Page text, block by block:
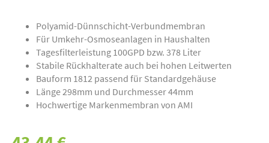
Polyamid-Dünnschicht-Verbundmembran
Für Umkehr-Osmoseanlagen in Haushalten
Tagesfilterleistung 100GPD bzw. 378 Liter
Stabile Rückhalterate auch bei hohen Leitwerten
Bauform 1812 passend für Standardgehäuse
Länge 298mm und Durchmesser 44mm
Hochwertige Markenmembran von AMI